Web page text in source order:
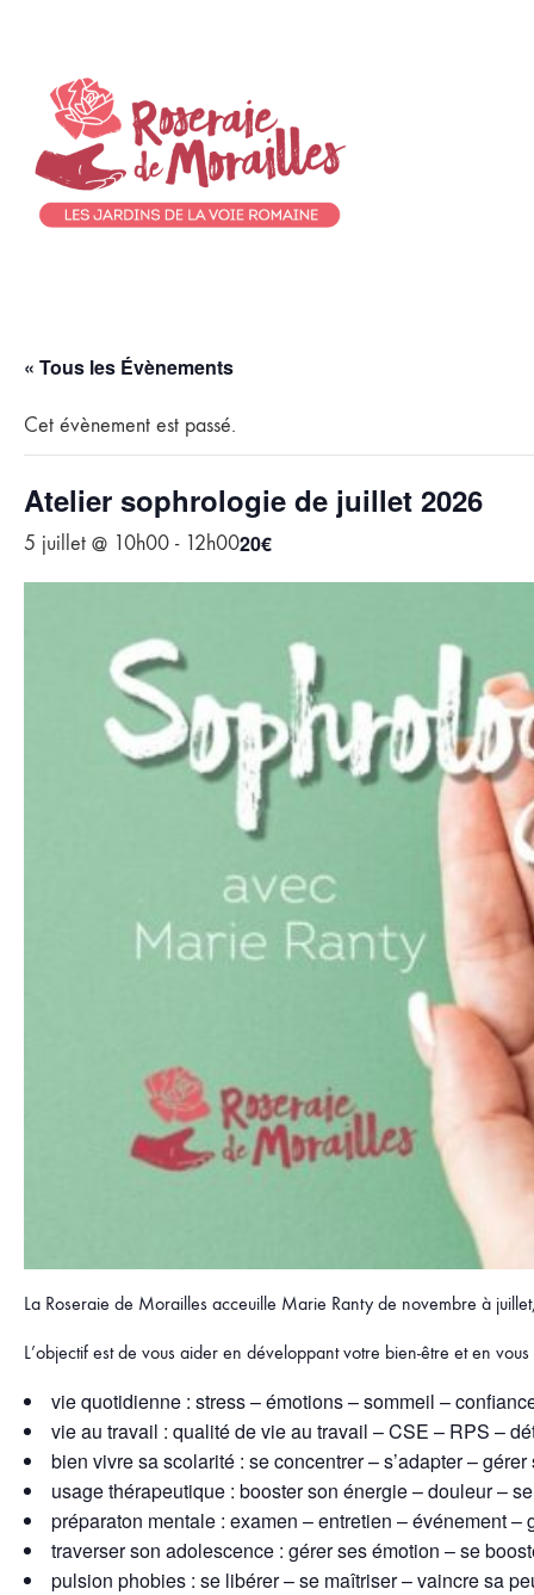
« Tous les Évènements
Cet évènement est passé.
Atelier sophrologie de juillet 2026
5 juillet @ 10h00 - 12h0020€
La Roseraie de Morailles acceuille Marie Ranty de novembre à
L’objectif est de vous aider en développant votre bien-être et en
vie quotidienne : stress – émotions – sommeil –
vie au travail : qualité de vie au travail – CSE – RPS –
bien vivre sa scolarité : se concentrer – s’adapter –
usage thérapeutique : booster son énergie – douleur –
préparaton mentale : examen – entretien – événement –
traverser son adolescence : gérer ses émotion – se
pulsion phobies : se libérer – se maîtriser – vaincre sa